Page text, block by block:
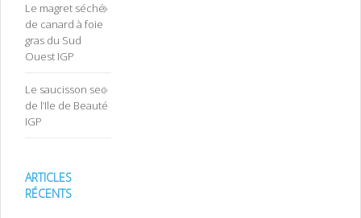
Le magret séché
de canard à foie
gras du Sud
Ouest IGP
Le saucisson sec
de l’Ile de Beauté
IGP
ARTICLES
RÉCENTS